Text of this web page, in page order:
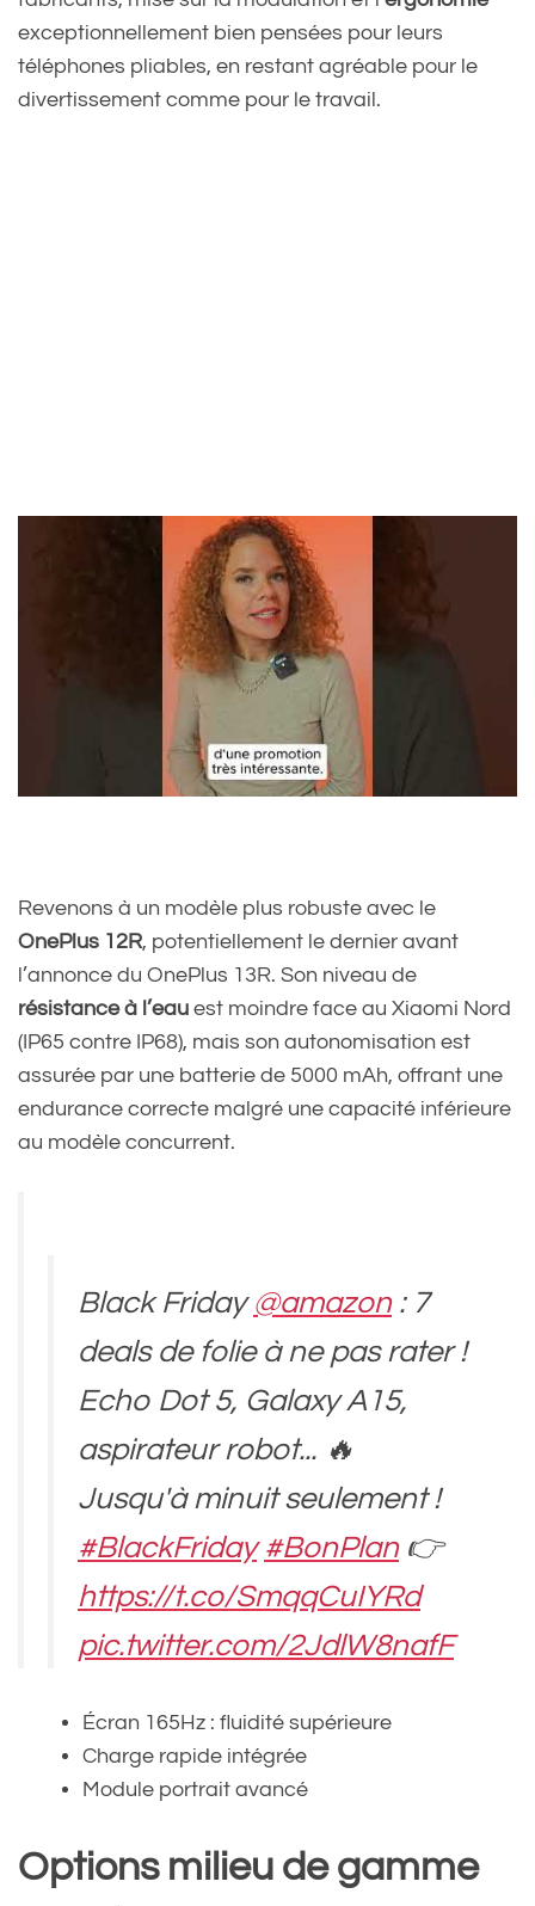
exceptionnellement bien pensées pour leurs
téléphones pliables, en restant agréable pour le
divertissement comme pour le travail.
Revenons à un modèle plus robuste avec le
OnePlus 12R, potentiellement le dernier avant
l’annonce du OnePlus 13R. Son niveau de
résistance à l’eau est moindre face au Xiaomi Nord
(IP65 contre IP68), mais son autonomisation est
assurée par une batterie de 5000 mAh, offrant une
endurance correcte malgré une capacité inférieure
au modèle concurrent.
Black Friday@amazon: 7
deals de folie à ne pas rater !
Echo Dot 5, Galaxy A15,
aspirateur robot... 🔥
Jusqu'à minuit seulement !
#BlackFriday #BonPlan👉
https://t.co/SmqqCuIYRd
pic.twitter.com/2JdlW8nafF
— Clubic Bons Plans
(@ClubicBonsPlans)
Écran 165Hz : fluidité supérieure
Charge rapide intégrée
Module portrait avancé
Options milieu de gamme